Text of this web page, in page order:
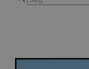
search